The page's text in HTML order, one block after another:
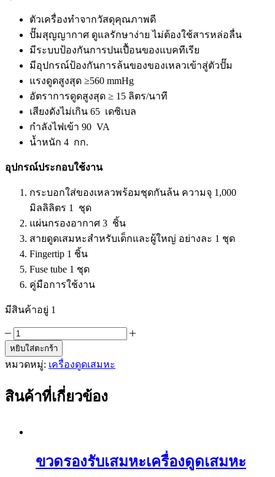
ตัวเครื่องทำจากวัสดุคุณภาพดี
ปั๊มสุญญากาศ ดูแลรักษาง่าย ไม่ต้องใช้สารหล่อลื่น
มีระบบป้องกันการปนเปื้อนของแบคทีเรีย
มีอุปกรณ์ป้องกันการล้นของของเหลวเข้าสู่ตัวปั๊ม
แรงดูดสูงสุด ≥560 mmHg
อัตราการดูดสูงสุด ≥ 15 ลิตร/นาที
เสียงดังไม่เกิน 65 เดซิเบล
กำลังไฟเข้า 90 VA
น้ำหนัก 4 กก.
อุปกรณ์ประกอบใช้งาน
กระบอกใส่ของเหลวพร้อมชุดกันล้น ความจุ 1,000
มิลลิลิตร 1 ชุด
แผ่นกรองอากาศ 3 ชิ้น
สายดูดเสมหะสำหรับเด็กและผู้ใหญ่ อย่างละ 1 ชุด
Fingertip 1 ชิ้น
Fuse tube 1 ชุด
คู่มือการใช้งาน
มีสินค้าอยู่ 1
จำนวน
เครื่อง
ดูด
Yuwell
ชิ้น
หยิบใส่ตะกร้า
หมวดหมู่: เครื่องดูดเสมหะ
สินค้าที่เกี่ยวข้อง
ขวดรองรับเสมหะเครื่องดูดเสมหะ